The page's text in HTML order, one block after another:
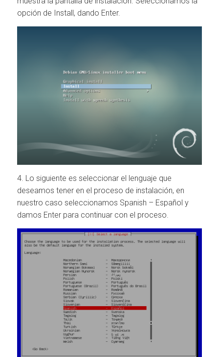
opción de Install, dando Enter.
4. Lo siguiente es seleccionar el lenguaje que
deseamos tener en el proceso de instalación, en
nuestro caso seleccionamos Spanish – Español y
damos Enter para continuar con el proceso.